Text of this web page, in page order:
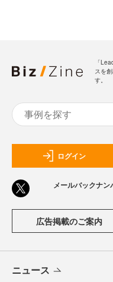
「
スを
す。
ログイン
メールバック
広告掲載のご案内
ニュース